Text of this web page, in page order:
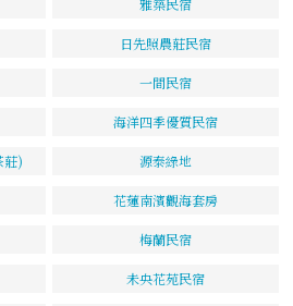
日先照農莊民宿
一間民宿
海洋四季優質民宿
莊) 源泰綠地
花蓮南濱觀海套房
梅蘭民宿
未央花苑民宿